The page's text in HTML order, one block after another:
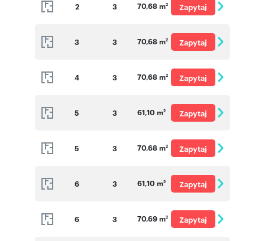
2 3 70,68 m2
Zapytaj
3 3 70,68 m2
Zapytaj
4 3 70,68 m2
Zapytaj
5 3 61,10 m2
Zapytaj
5 3 70,68 m2
Zapytaj
6 3 61,10 m2
Zapytaj
6 3 70,69 m2
Zapytaj